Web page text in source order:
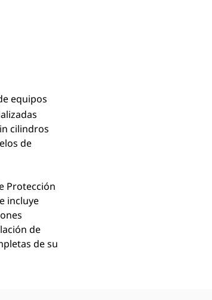
equipos
cilindros
de
Protección
incluye
de
de su